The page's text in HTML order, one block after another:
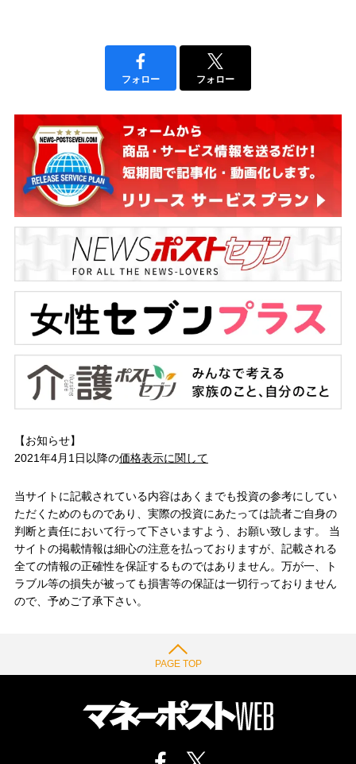
フォロー フォロー
【お知らせ】
2021年4月1日以降の価格表示に関して
当サイトに記載されている内容はあくまでも投資の参考にしてい
ただくためのものであり、実際の投資にあたっては読者ご自身の
判断と責任において行って下さいますよう、お願い致します。 当
サイトの掲載情報は細心の注意を払っておりますが、記載される
全ての情報の正確性を保証するものではありません。万が一、ト
ラブル等の損失が被っても損害等の保証は一切行っておりません
ので、予めご了承下さい。
PAGE TOP